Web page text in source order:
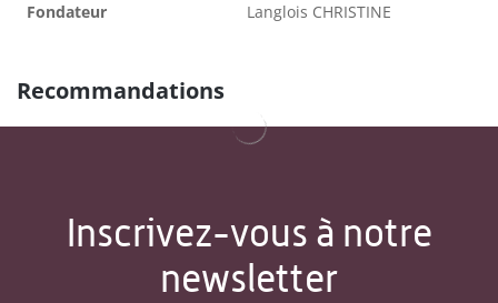
Fondateur Langlois CHRISTINE
Recommandations
Inscrivez-vous à notre
newsletter